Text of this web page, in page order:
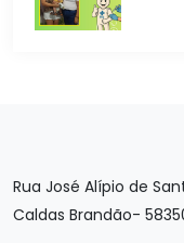
Rua José Alípio de
Caldas Brandão-